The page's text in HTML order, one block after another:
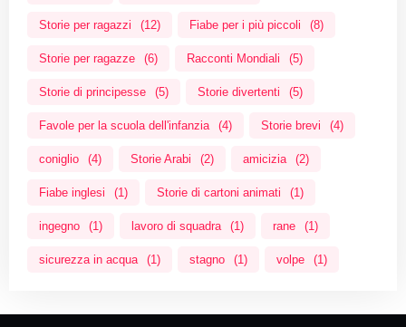
Storie per ragazzi (12) Fiabe per i più piccoli (8)
Storie per ragazze (6) Racconti Mondiali (5)
Storie di principesse (5) Storie divertenti (5)
Favole per la scuola dell'infanzia (4) Storie brevi (4)
coniglio (4) Storie Arabi (2) amicizia (2)
Fiabe inglesi (1) Storie di cartoni animati (1)
ingegno (1) lavoro di squadra (1) rane (1)
sicurezza in acqua (1) stagno (1) volpe (1)